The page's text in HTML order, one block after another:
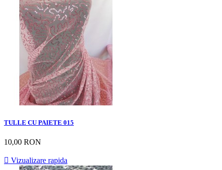
TULLE CU PAIETE 015
10,00 RON
 Vizualizare rapida